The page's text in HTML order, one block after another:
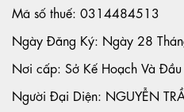
Mã số thuế: 0314484513
Ngày Đăng Ký: Ngày 28
Nơi cấp: Sở Kế Hoạch Và
Người Đại Diện: NGUYỄN